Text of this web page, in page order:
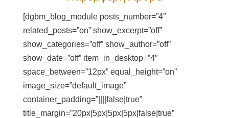
[dgbm_blog_module posts_number=”4″
related_posts=”on” show_excerpt=”off”
show_categories=”off” show_author=”off”
show_date=”off” item_in_desktop=”4″
space_between=”12px” equal_height=”on”
image_size=”default_image”
container_padding=”||||false|true”
title_margin=”20px|5px|5px|5px|false|true”